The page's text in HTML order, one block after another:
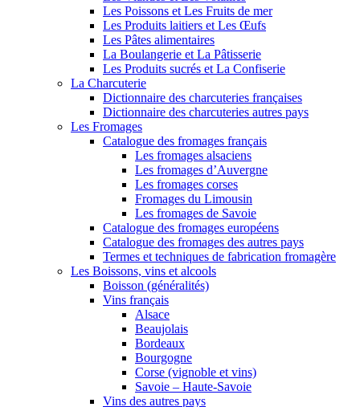
Les Poissons et Les Fruits de mer
Les Produits laitiers et Les Œufs
Les Pâtes alimentaires
La Boulangerie et La Pâtisserie
Les Produits sucrés et La Confiserie
La Charcuterie
Dictionnaire des charcuteries françaises
Dictionnaire des charcuteries autres pays
Les Fromages
Catalogue des fromages français
Les fromages alsaciens
Les fromages d’Auvergne
Les fromages corses
Fromages du Limousin
Les fromages de Savoie
Catalogue des fromages européens
Catalogue des fromages des autres pays
Termes et techniques de fabrication fromagère
Les Boissons, vins et alcools
Boisson (généralités)
Vins français
Alsace
Beaujolais
Bordeaux
Bourgogne
Corse (vignoble et vins)
Savoie – Haute-Savoie
Vins des autres pays